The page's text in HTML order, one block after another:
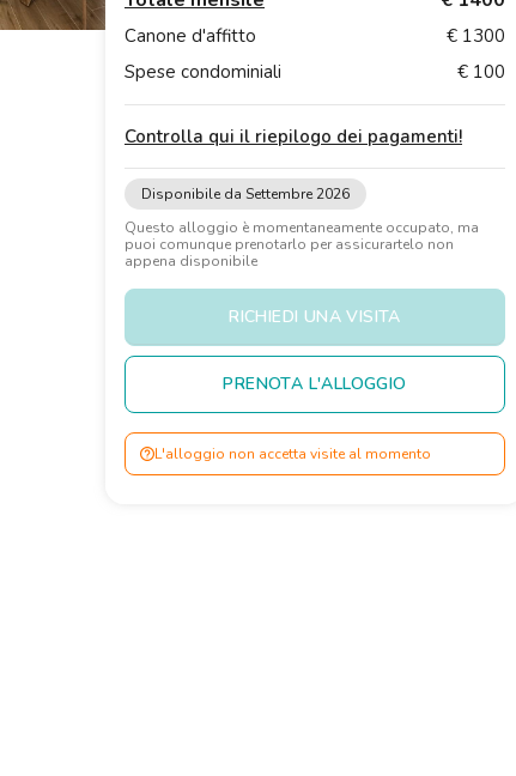
Canone d'affitto
€ 1300
Spese condominiali
€ 100
Controlla qui il riepilogo dei pagamenti!
Disponibile da Settembre 2026
Questo alloggio è momentaneamente occupato, ma
puoi comunque prenotarlo per assicurartelo non
appena disponibile
RICHIEDI UNA VISITA
PRENOTA L'ALLOGGIO
L'alloggio non accetta visite al momento